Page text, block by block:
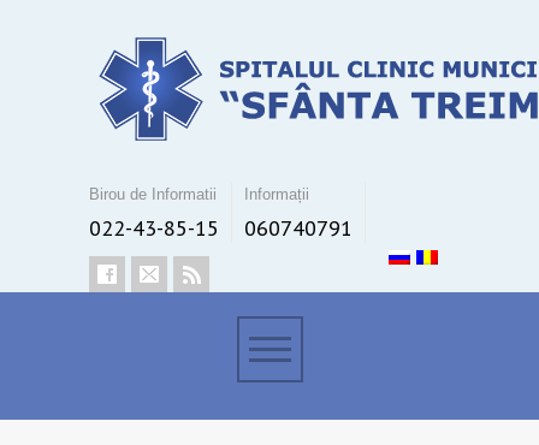
Birou de Informatii
022-43-85-15
Informații
060740791